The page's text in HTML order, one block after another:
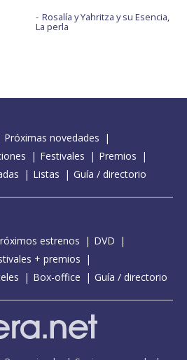
Rosalía y Yahritza y su Esencia,
La perla
Próximas novedades
Festivales
Premios
Listas Guía / directorio
estrenos
DVD
+ premios
Box-office Guía / directorio